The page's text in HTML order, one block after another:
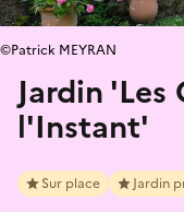
Jardin 'Les
l'Instant'
Sur place Jardin
©Patrick MEYRAN